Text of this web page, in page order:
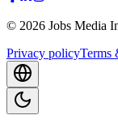
© 2026 Jobs Media
Privacy policyTerms